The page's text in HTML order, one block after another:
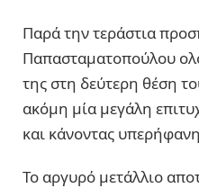
Παρά την τεράστια
Παπασταματοπούλου
της στη δεύτερη θέση
ακόμη μία μεγάλη
και κάνοντας
Το αργυρό μετάλλιο